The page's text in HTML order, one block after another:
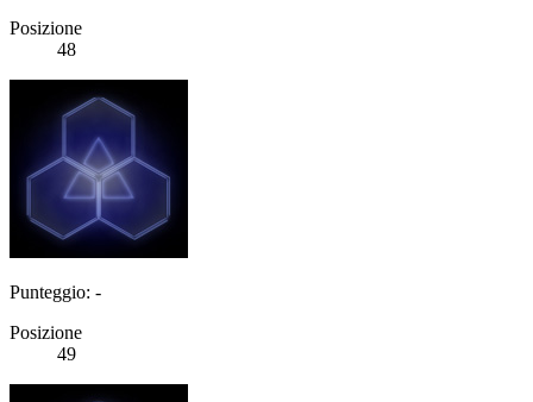
Posizione
48
Punteggio: -
Posizione
49